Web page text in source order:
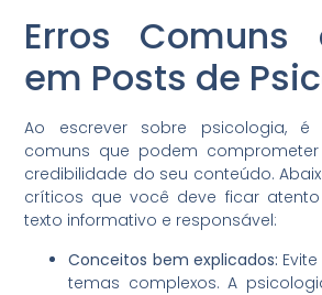
Erros Comuns
em Posts de
Ao escrever sobre psicologia, é
comuns que podem
credibilidade do seu conteúdo.
críticos que você deve ficar
texto informativo e responsável:
Conceitos bem explicados:
temas complexos. A